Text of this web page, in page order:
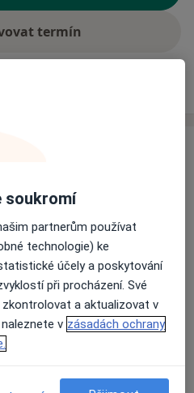
termín
ale většinu svého
Praze. Odtamtud jsem se
do Itálie, následně pak
na Univerzitě Karlově (s
a párová terapeutka
soukromí
partnerům používat
technologie) ke
účely a poskytování
při procházení. Své
a aktualizovat v
v zásadách ochrany